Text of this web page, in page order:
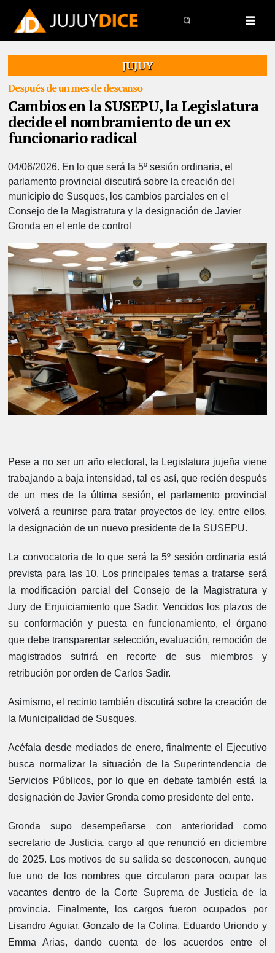
JUJUY
Después de un mes de descanso
Cambios en la SUSEPU, la Legislatura
decide el nombramiento de un ex
funcionario radical
04/06/2026. En lo que será la 5º sesión ordinaria, el
parlamento provincial discutirá sobre la creación del
municipio de Susques, los cambios parciales en el
Consejo de la Magistratura y la designación de Javier
Gronda en el ente de control
Pese a no ser un año electoral, la Legislatura jujeña viene
trabajando a baja intensidad, tal es así, que recién después
de un mes de la última sesión, el parlamento provincial
volverá a reunirse para tratar proyectos de ley, entre ellos,
la designación de un nuevo presidente de la SUSEPU.
La convocatoria de lo que será la 5º sesión ordinaria está
prevista para las 10. Los principales temas a tratarse será
la modificación parcial del Consejo de la Magistratura y
Jury de Enjuiciamiento que Sadir. Vencidos los plazos de
su conformación y puesta en funcionamiento, el órgano
que debe transparentar selección, evaluación, remoción de
magistrados sufrirá en recorte de sus miembros y
retribución por orden de Carlos Sadir.
Asimismo, el recinto también discutirá sobre la creación de
la Municipalidad de Susques.
Acéfala desde mediados de enero, finalmente el Ejecutivo
busca normalizar la situación de la Superintendencia de
Servicios Públicos, por lo que en debate también está la
designación de Javier Gronda como presidente del ente.
Gronda supo desempeñarse con anterioridad como
secretario de Justicia, cargo al que renunció en diciembre
de 2025. Los motivos de su salida se desconocen, aunque
fue uno de los nombres que circularon para ocupar las
vacantes dentro de la Corte Suprema de Justicia de la
provincia. Finalmente, los cargos fueron ocupados por
Lisandro Aguiar, Gonzalo de la Colina, Eduardo Uriondo y
Emma Arias, dando cuenta de los acuerdos entre el